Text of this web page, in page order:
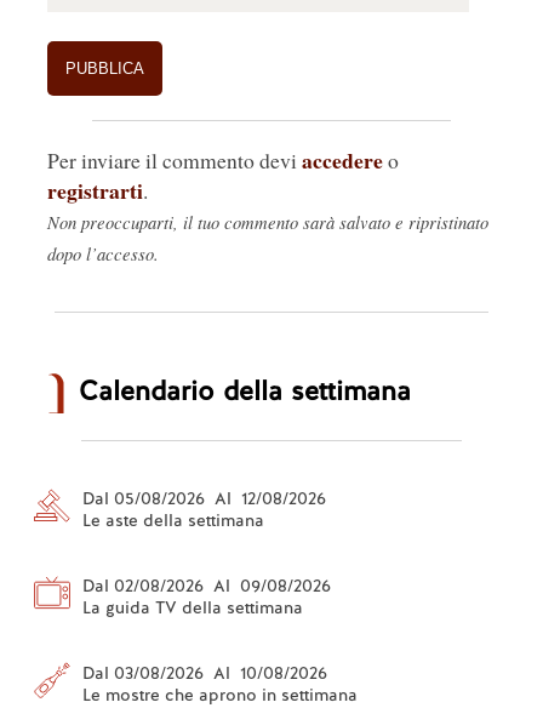
Per inviare il commento devi accedereo
registrarti.
Non preoccuparti, il tuo commento sarà salvato e ripristinato
dopo l’accesso.
Calendario della settimana
Dal 05/08/2026 Al 12/08/2026
Le aste della settimana
Dal 02/08/2026 Al 09/08/2026
La guida TV della settimana
Dal 03/08/2026 Al 10/08/2026
Le mostre che aprono in settimana